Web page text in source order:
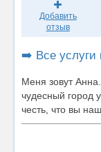
Добавить
отзыв
➡️ Все услуги
Меня зовут
чудесный город
честь, что вы